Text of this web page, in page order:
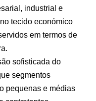
industrial e
tecido económico
em termos de
sofisticada do
segmentos
pequenas e médias